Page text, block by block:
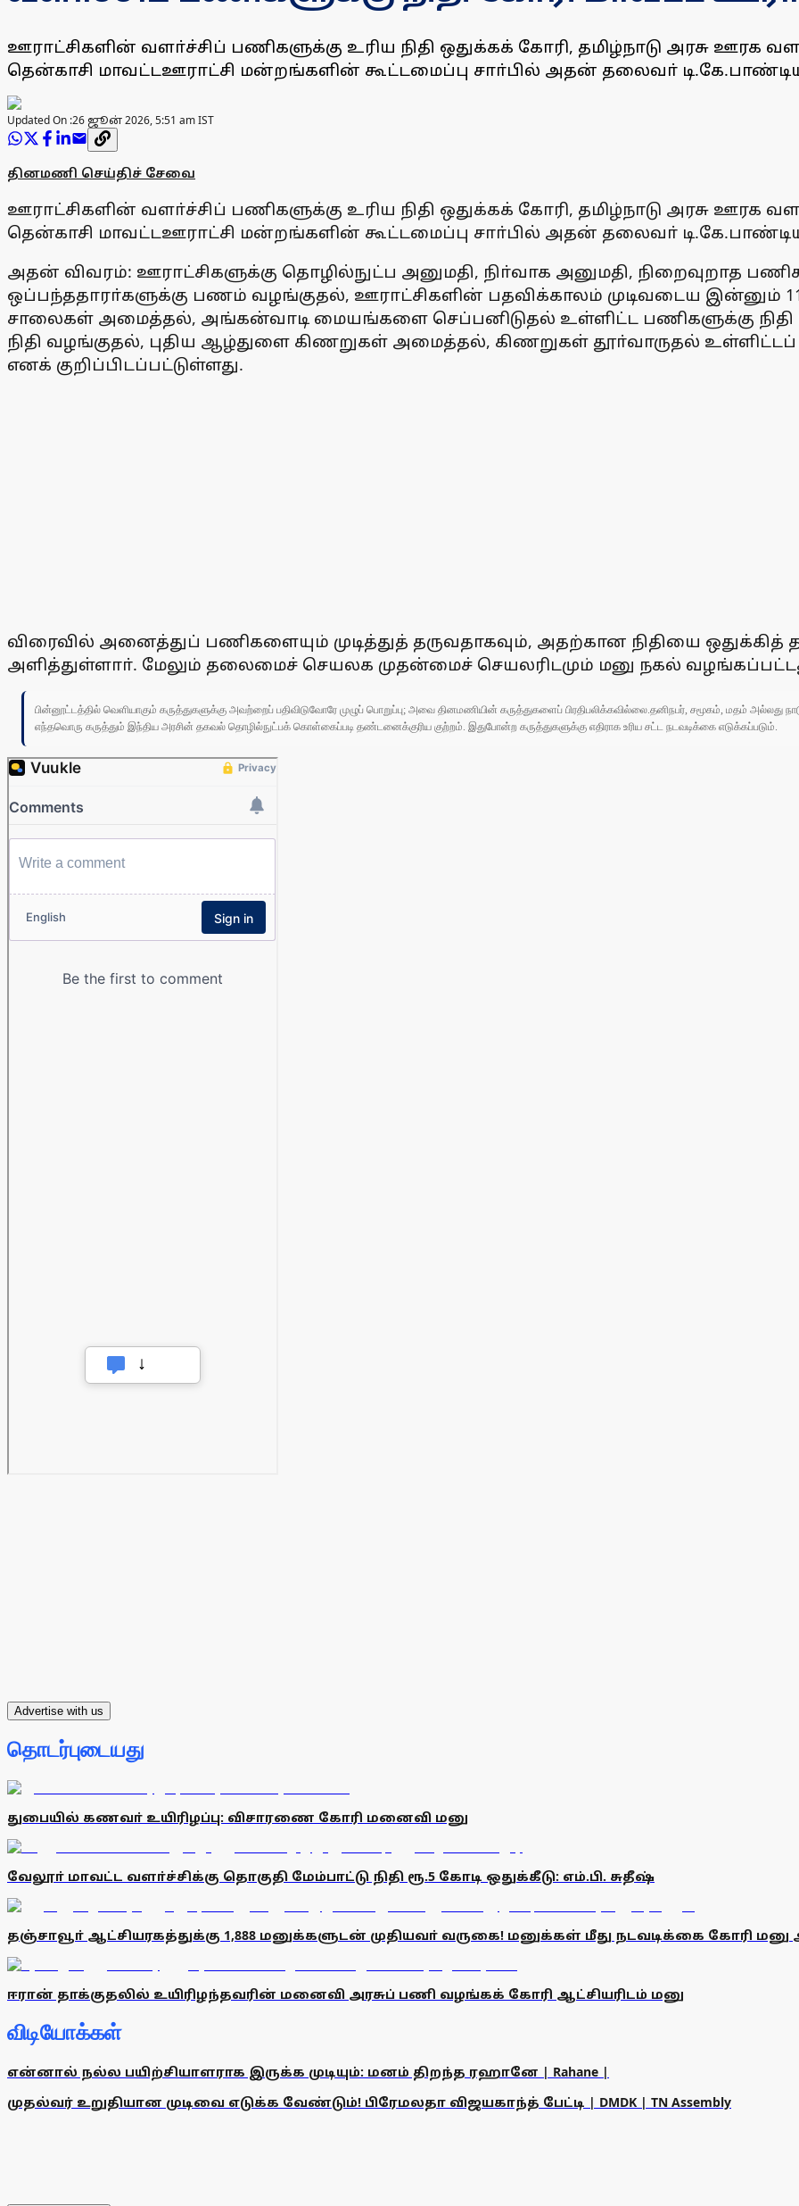
ஊராட்சிகளின் வளா்ச்சிப் பணிகளுக்கு உரிய நிதி ஒதுக்கக் கோரி, தமிழ்நாடு அரசு
தென்காசி மாவட்டஊராட்சி மன்றங்களின் கூட்டமைப்பு சாா்பில் அதன் தலைவா்
Updated On :26 ஜூன் 2026, 5:51 am IST
தினமணி செய்திச் சேவை
ஊராட்சிகளின் வளா்ச்சிப் பணிகளுக்கு உரிய நிதி ஒதுக்கக் கோரி, தமிழ்நாடு அரசு
தென்காசி மாவட்டஊராட்சி மன்றங்களின் கூட்டமைப்பு சாா்பில் அதன் தலைவா்
அதன் விவரம்: ஊராட்சிகளுக்கு தொழில்நுட்ப அனுமதி, நிா்வாக அனுமதி, நிறைவுறாத
ஒப்பந்ததாரா்களுக்கு பணம் வழங்குதல், ஊராட்சிகளின் பதவிக்காலம் முடிவடைய இன்னும்
சாலைகள் அமைத்தல், அங்கன்வாடி மையங்களை செப்பனிடுதல் உள்ளிட்ட பணிகளுக்கு நிதி
நிதி வழங்குதல், புதிய ஆழ்துளை கிணறுகள் அமைத்தல், கிணறுகள் தூா்வாருதல்
எனக் குறிப்பிடப்பட்டுள்ளது.
விரைவில் அனைத்துப் பணிகளையும் முடித்துத் தருவதாகவும், அதற்கான நிதியை
அளித்துள்ளாா். மேலும் தலைமைச் செயலக முதன்மைச் செயலரிடமும் மனு நகல்
பின்னூட்டத்தில் வெளியாகும் கருத்துகளுக்கு அவற்றைப் பதிவிடுவோரே முழுப் பொறுப்பு; அவை தினமணியின் கருத்துகளைப் பிரதிபலிக்கவில்லை.தனிநபர், சமூகம், மதம் அல்லது
எந்தவொரு கருத்தும் இந்திய அரசின் தகவல் தொழில்நுட்பக் கொள்கைப்படி தண்டனைக்குரிய குற்றம். இதுபோன்ற கருத்துகளுக்கு எதிராக உரிய சட்ட நடவடிக்கை எடுக்கப்படும்.
Advertise with us
தொடர்புடையது
துபையில் கணவா் உயிரிழப்பு: விசாரணை கோரி மனைவி மனு
வேலூா் மாவட்ட வளா்ச்சிக்கு தொகுதி மேம்பாட்டு நிதி ரூ.5 கோடி ஒதுக்கீடு: எம்.பி. சுதீஷ்
தஞ்சாவூா் ஆட்சியரகத்துக்கு 1,888 மனுக்களுடன் முதியவா் வருகை! மனுக்கள் மீது நடவடிக்கை கோரி மனு
ஈரான் தாக்குதலில் உயிரிழந்தவரின் மனைவி அரசுப் பணி வழங்கக் கோரி ஆட்சியரிடம் மனு
விடியோக்கள்
என்னால் நல்ல பயிற்சியாளராக இருக்க முடியும்: மனம் திறந்த ரஹானே | Rahane |
முதல்வர் உறுதியான முடிவை எடுக்க வேண்டும்! பிரேமலதா விஜயகாந்த் பேட்டி | DMDK | TN Assembly